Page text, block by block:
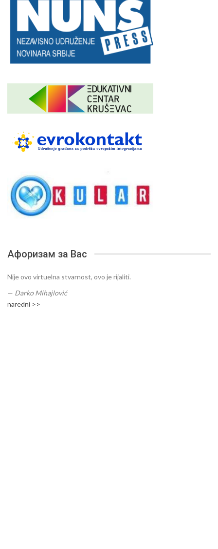
Афоризам за Вас
Nije ovo virtuelna stvarnost, ovo je rijaliti.
— Darko Mihajlović
naredni >>